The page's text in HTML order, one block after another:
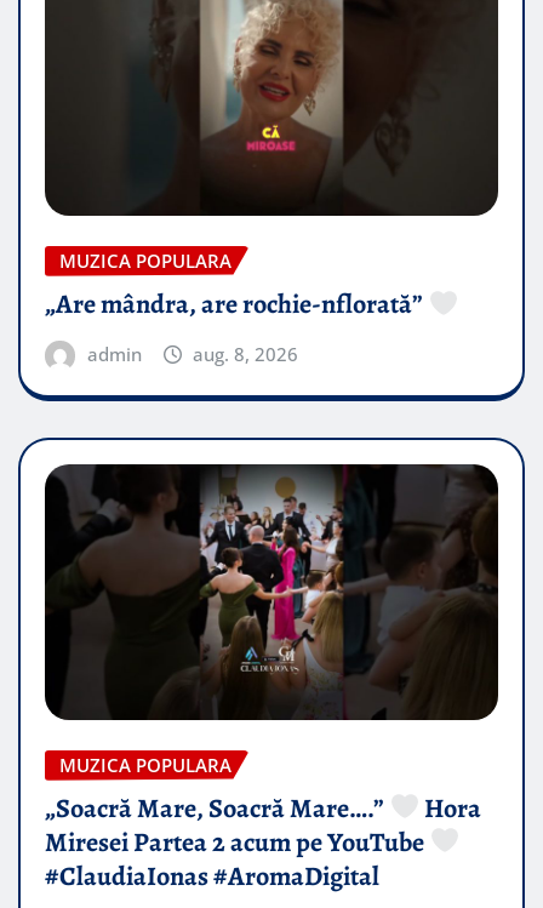
MUZICA POPULARA
„Are mândra, are rochie-nflorată”
admin aug. 8, 2026
MUZICA POPULARA
„Soacră Mare, Soacră Mare….”
Hora
Miresei Partea 2 acum pe YouTube
#ClaudiaIonas #AromaDigital